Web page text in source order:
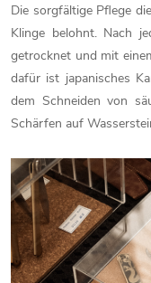
Die sorgfältige Pflege
Klinge belohnt. Nach
getrocknet und mit
dafür ist japanisches
dem Schneiden von
Schärfen auf